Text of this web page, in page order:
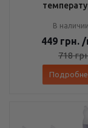
В наличии
449 грн. /
718